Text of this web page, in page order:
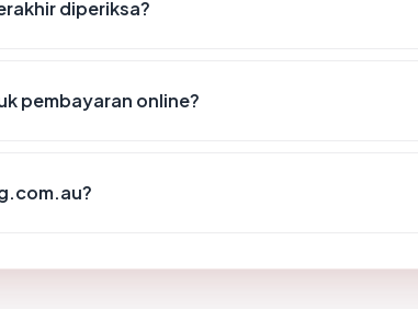
diperiksa?
pembayaran online?